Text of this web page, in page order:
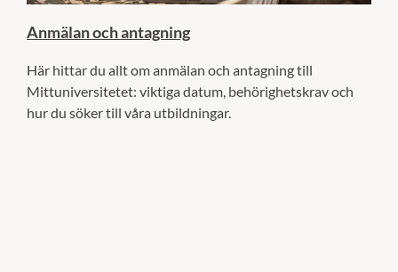
Anmälan och antagning
Här hittar du allt om anmälan och antagning till
Mittuniversitetet: viktiga datum, behörighetskrav och
hur du söker till våra utbildningar.